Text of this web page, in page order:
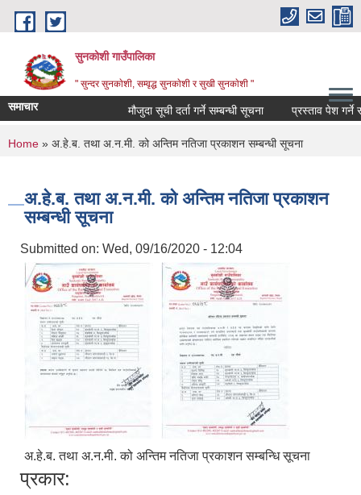
Skip to main content
सुनकोशी गाउँपालिका
" सुन्दर सुनकाेशी, सम्वृद्ध सुनकाेशी र सुखी सुनकाेशी "
समाचार मौजुदा सूची दर्ता गर्ने सम्बन्धी सूचना प्रस्ताव पेश गर्ने
You are here
Home » अ.हे.ब. तथा अ.न.मी. को अन्तिम नतिजा प्रकाशन सम्बन्धी सूचना
अ.हे.ब. तथा अ.न.मी. को अन्तिम नतिजा प्रकाशन
सम्बन्धी सूचना
Submitted on: Wed, 09/16/2020 - 12:04
अ.हे.ब. तथा अ.न.मी. को अन्तिम नतिजा प्रकाशन सम्बन्धि सूचना
प्रकार: